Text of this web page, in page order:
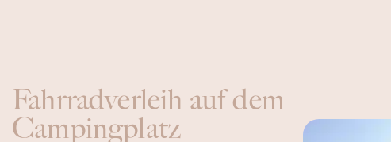
Fahrradverleih auf dem
Campingplatz